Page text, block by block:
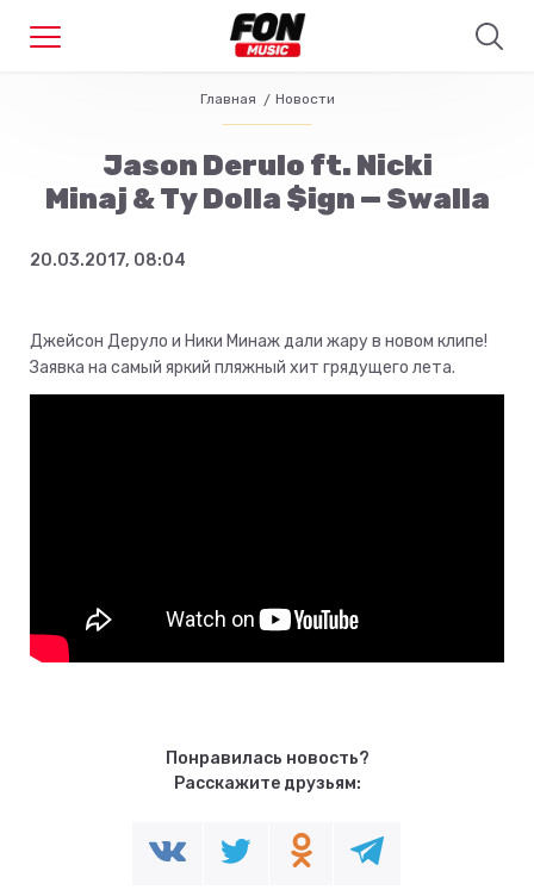
Главная Новости
Jason Derulo ft. Nicki
Minaj & Ty Dolla $ign — Swalla
20.03.2017, 08:04
Джейсон Деруло и Ники Минаж дали жару в новом клипе!
Заявка на самый яркий пляжный хит грядущего лета.
Понравилась новость?
Расскажите друзьям: